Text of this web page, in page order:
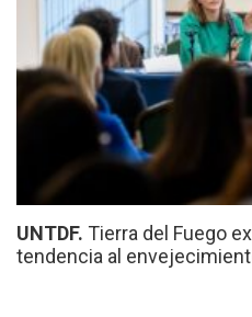
UNTDF. Tierra del Fuego
tendencia al